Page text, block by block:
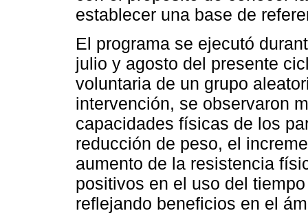
establecer una base de
El programa se ejecutó
julio y agosto del presente
voluntaria de un grupo
intervención, se observaron
capacidades físicas de los
reducción de peso, el
aumento de la resistencia
positivos en el uso del
reflejando beneficios en el